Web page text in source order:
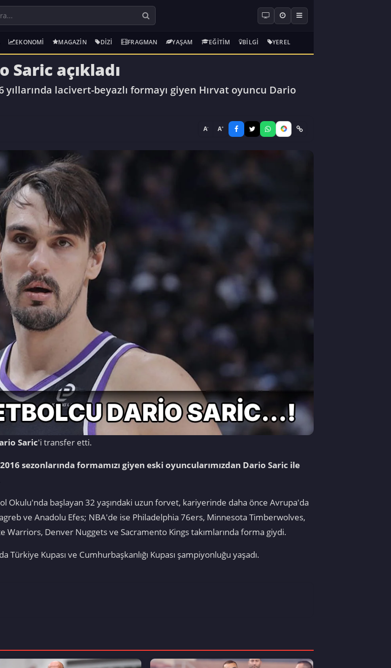
EKONOMI MAGAZIN DIZI FRAGMAN YAŞAM EĞITIM BILGI YEREL
açıkladı
yıllarında lacivert-beyazlı formayı giyen Hırvat oyuncu Dario
A- A+
Saric'i transfer etti.
sezonlarında formamızı giyen eski oyuncularımızdan Dario Saric ile
Okulu'nda başlayan 32 yaşındaki uzun forvet, kariyerinde daha önce Avrupa'da
ve Anadolu Efes; NBA'de ise Philadelphia 76ers, Minnesota Timberwolves,
Warriors, Denver Nuggets ve Sacramento Kings takımlarında forma giydi.
Kupası ve Cumhurbaşkanlığı Kupası şampiyonluğu yaşadı.